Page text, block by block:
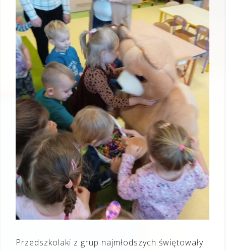
Przedszkolaki z grup najmłodszych świętowały